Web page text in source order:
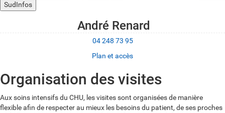
SudInfos
André Renard
04 248 73 95
Plan et accès
Organisation des visites
Aux soins intensifs du CHU, les visites sont organisées de manière
flexible afin de respecter au mieux les besoins du patient, de ses proches